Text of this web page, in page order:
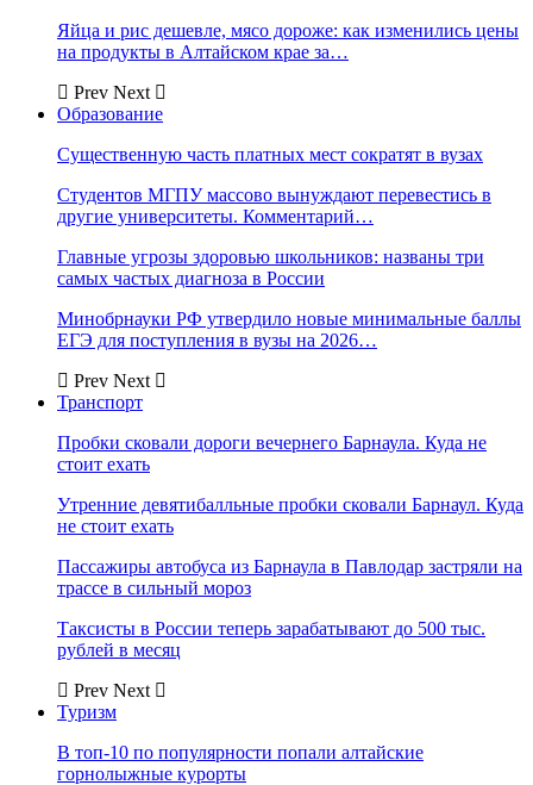
Яйца и рис дешевле, мясо дороже: как изменились цены
на продукты в Алтайском крае за…
Prev Next
Образование
Существенную часть платных мест сократят в вузах
Студентов МГПУ массово вынуждают перевестись в
другие университеты. Комментарий…
Главные угрозы здоровью школьников: названы три
самых частых диагноза в России
Минобрнауки РФ утвердило новые минимальные баллы
ЕГЭ для поступления в вузы на 2026…
Prev Next
Транспорт
Пробки сковали дороги вечернего Барнаула. Куда не
стоит ехать
Утренние девятибалльные пробки сковали Барнаул. Куда
не стоит ехать
Пассажиры автобуса из Барнаула в Павлодар застряли на
трассе в сильный мороз
Таксисты в России теперь зарабатывают до 500 тыс.
рублей в месяц
Prev Next
Туризм
В топ-10 по популярности попали алтайские
горнолыжные курорты